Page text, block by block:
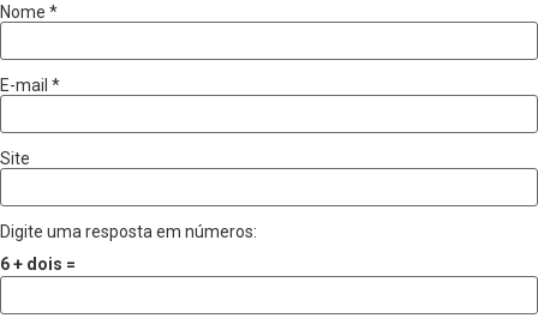
Nome *
E-mail *
Site
Digite uma resposta em números:
6 + dois =